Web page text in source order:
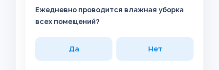
Ежедневно проводится влажная уборка
всех помещений?
Да Нет